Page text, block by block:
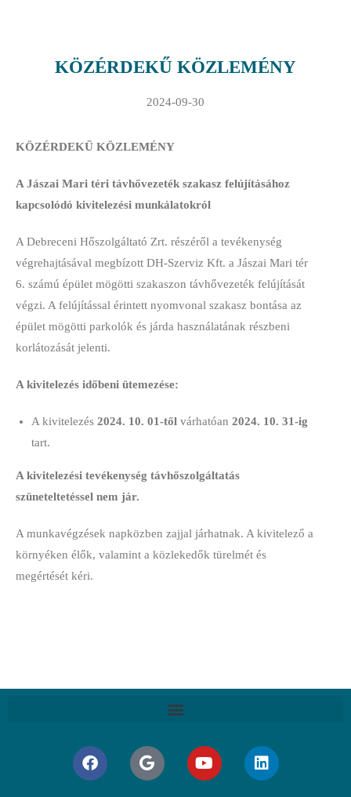
KÖZÉRDEKŰ KÖZLEMÉNY
2024-09-30
KÖZÉRDEKŰ KÖZLEMÉNY
A Jászai Mari téri távhővezeték szakasz felújításához
kapcsolódó kivitelezési munkálatokról
A Debreceni Hőszolgáltató Zrt. részéről a tevékenység
végrehajtásával megbízott DH-Szerviz Kft. a Jászai Mari tér
6. számú épület mögötti szakaszon távhővezeték felújítását
végzi. A felújítással érintett nyomvonal szakasz bontása az
épület mögötti parkolók és járda használatának részbeni
korlátozását jelenti.
A kivitelezés időbeni ütemezése:
A kivitelezés 2024. 10. 01-től várhatóan 2024. 10. 31-ig
tart.
A kivitelezési tevékenység távhőszolgáltatás
szüneteltetéssel nem jár.
A munkavégzések napközben zajjal járhatnak. A kivitelező a
környéken élők, valamint a közlekedők türelmét és
megértését kéri.